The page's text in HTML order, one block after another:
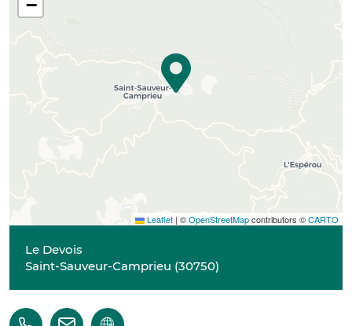
−
Leaflet | ©OpenStreetMapcontributors ©CARTO
Le Devois
Saint-Sauveur-Camprieu (30750)